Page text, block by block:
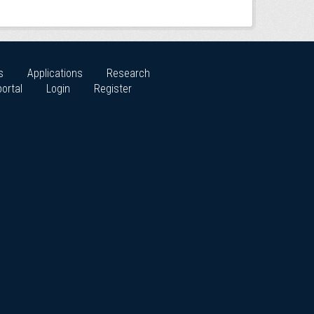
Applications
Research
Login Register